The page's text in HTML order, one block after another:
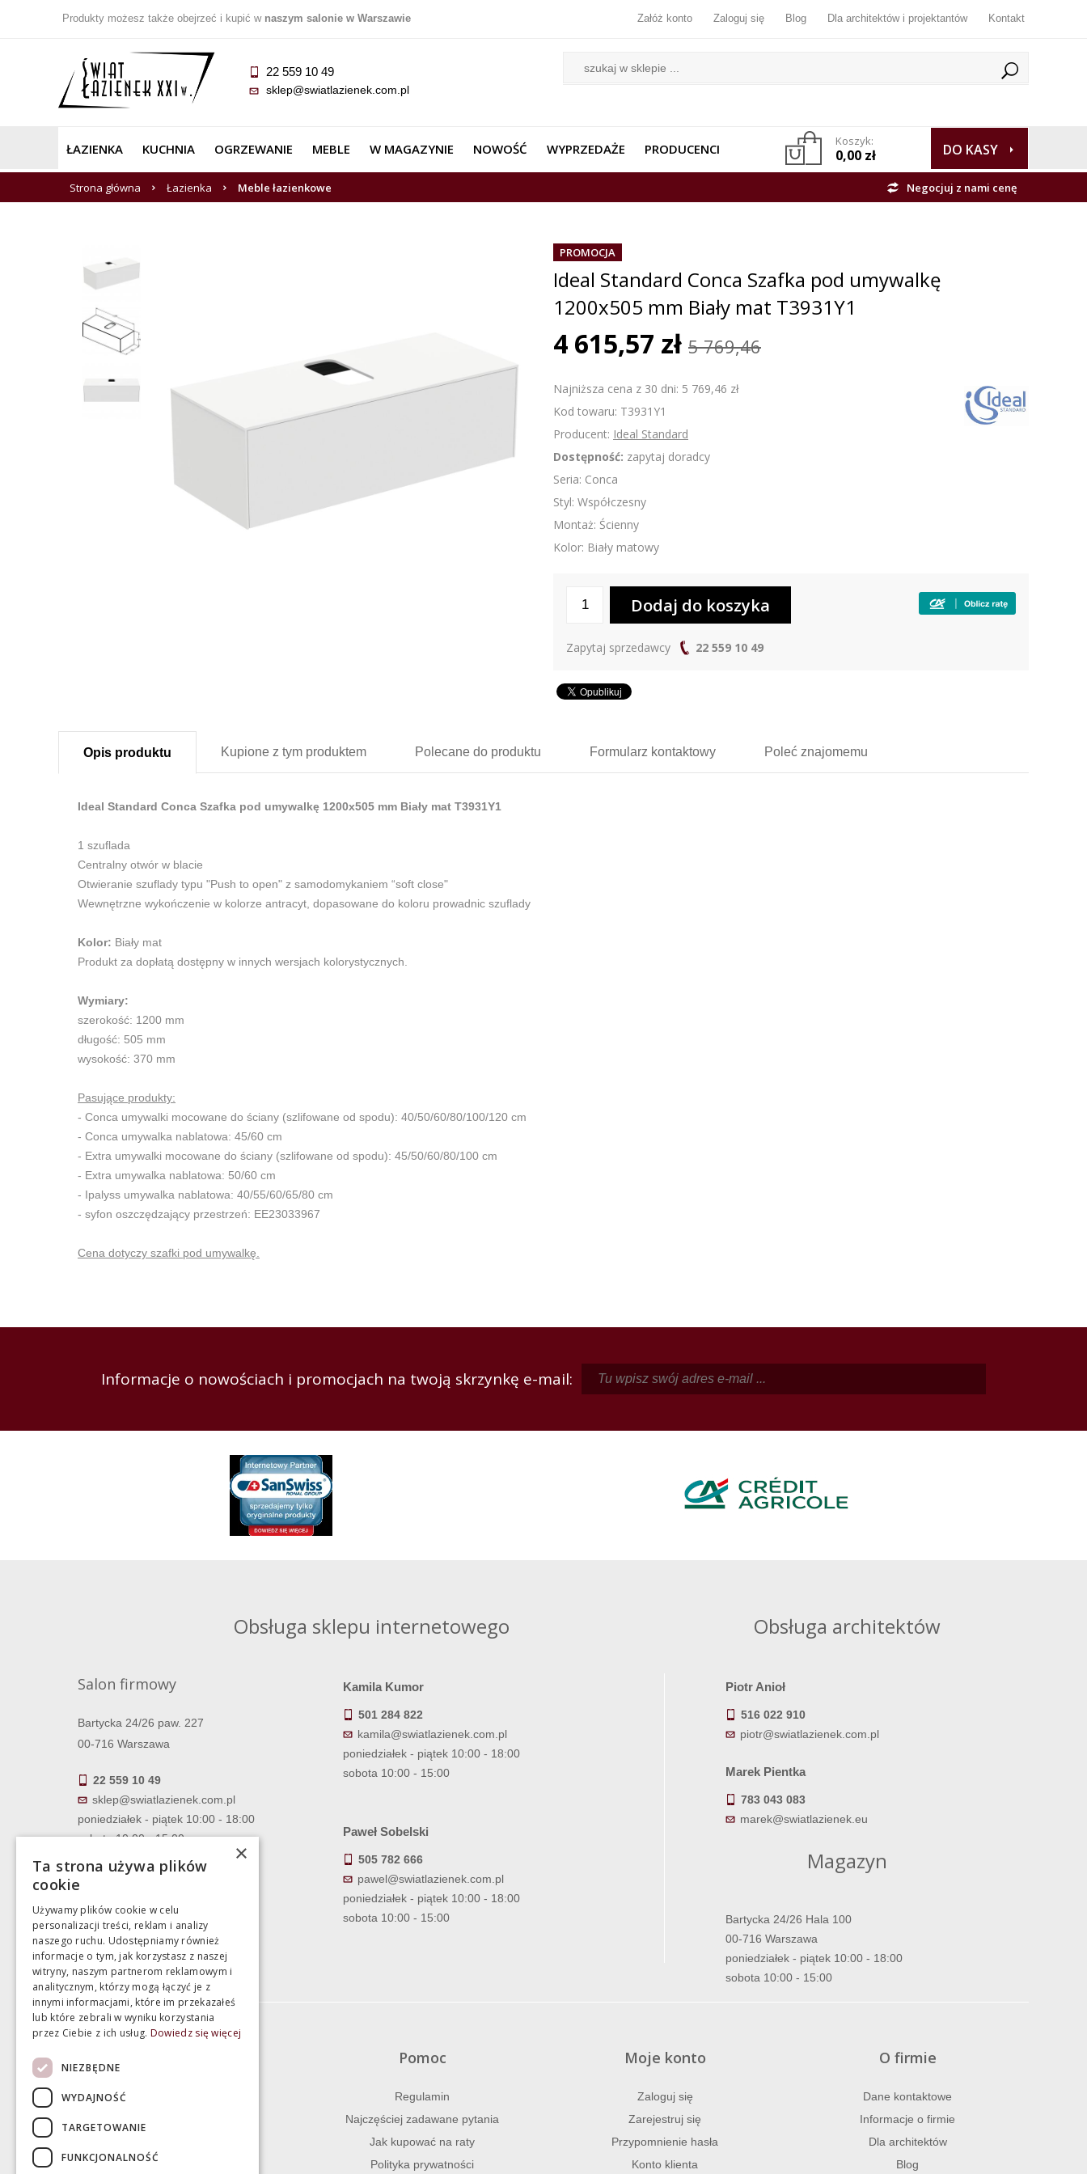
Produkty możesz także obejrzeć i kupić w naszym salonie w Warszawie Załóż konto Zaloguj się Blog Dla architektów i projektantów Kontakt
22 559 10 49
sklep@swiatlazienek.com.pl
ŁAZIENKA KUCHNIA OGRZEWANIE MEBLE W MAGAZYNIE NOWOŚĆ WYPRZEDAŻE PRODUCENCI Koszyk:
0,00 zł DO KASY
Strona główna Łazienka Meble łazienkowe Negocjuj z nami cenę
PROMOCJA
Ideal Standard Conca Szafka pod umywalkę
1200x505 mm Biały mat T3931Y1
4 615,57 zł 5 769,46
Najniższa cena z 30 dni: 5 769,46 zł
Kod towaru: T3931Y1
Producent: Ideal Standard
Dostępność: zapytaj doradcy
Seria: Conca
Styl: Współczesny
Montaż: Ścienny
Kolor: Biały matowy
Zapytaj sprzedawcy 22 559 10 49
Opis produktu Kupione z tym produktem Polecane do produktu Formularz kontaktowy Poleć znajomemu
Ideal Standard Conca Szafka pod umywalkę 1200x505 mm Biały mat T3931Y1
1 szuflada
Centralny otwór w blacie
Otwieranie szuflady typu "Push to open" z samodomykaniem “soft close"
Wewnętrzne wykończenie w kolorze antracyt, dopasowane do koloru prowadnic szuflady
Kolor: Biały mat
Produkt za dopłatą dostępny w innych wersjach kolorystycznych.
Wymiary:
szerokość: 1200 mm
długość: 505 mm
wysokość: 370 mm
Pasujące produkty:
- Conca umywalki mocowane do ściany (szlifowane od spodu): 40/50/60/80/100/120 cm
- Conca umywalka nablatowa: 45/60 cm
- Extra umywalki mocowane do ściany (szlifowane od spodu): 45/50/60/80/100 cm
- Extra umywalka nablatowa: 50/60 cm
- Ipalyss umywalka nablatowa: 40/55/60/65/80 cm
- syfon oszczędzający przestrzeń: EE23033967
Cena dotyczy szafki pod umywalkę.
Informacje o nowościach i promocjach na twoją skrzynkę e-mail:
Obsługa sklepu internetowego
Salon firmowy
Bartycka 24/26 paw. 227
00-716 Warszawa
22 559 10 49
sklep@swiatlazienek.com.pl
poniedziałek - piątek 10:00 - 18:00
sobota 10:00 - 15:00
Kamila Kumor
501 284 822
kamila@swiatlazienek.com.pl
poniedziałek - piątek 10:00 - 18:00
sobota 10:00 - 15:00
Paweł Sobelski
505 782 666
pawel@swiatlazienek.com.pl
poniedziałek - piątek 10:00 - 18:00
sobota 10:00 - 15:00
Obsługa architektów
Piotr Anioł
516 022 910
piotr@swiatlazienek.com.pl
Marek Pientka
783 043 083
marek@swiatlazienek.eu
Magazyn
Bartycka 24/26 Hala 100
00-716 Warszawa
poniedziałek - piątek 10:00 - 18:00
sobota 10:00 - 15:00
Termin realizacji zamówienia
Gwarancja i serwis
Pomoc
Regulamin
Najczęściej zadawane pytania
Jak kupować na raty
Polityka prywatności
Moje konto
Zaloguj się
Zarejestruj się
Przypomnienie hasła
Konto klienta
O firmie
Dane kontaktowe
Informacje o firmie
Dla architektów
Blog
×
Ta strona używa plików
cookie
Używamy plików cookie w celu
personalizacji treści, reklam i analizy
naszego ruchu. Udostępniamy również
informacje o tym, jak korzystasz z naszej
witryny, naszym partnerom reklamowym i
analitycznym, którzy mogą łączyć je z
innymi informacjami, które im przekazałeś
lub które zebrali w wyniku korzystania
przez Ciebie z ich usług. Dowiedz się więcej
NIEZBĘDNE
WYDAJNOŚĆ
TARGETOWANIE
FUNKCJONALNOŚĆ